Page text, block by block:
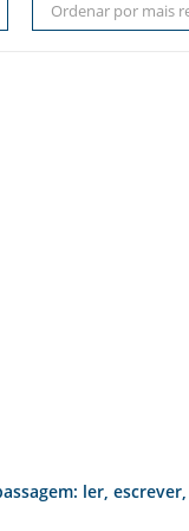
Ordenar por mais
ler, escrever,